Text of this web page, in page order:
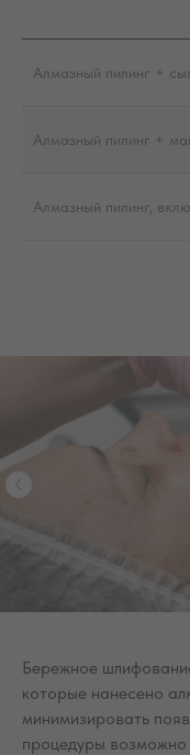
Алмазный пилинг +
Алмазный пилинг +
Алмазный пилинг,
Бережное
которые нанесено
минимизировать
процедуры возможно